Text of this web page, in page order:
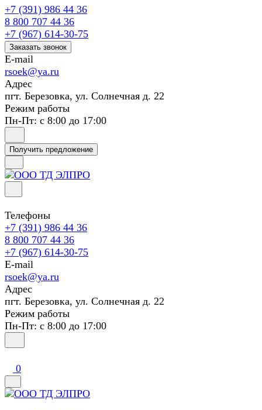
+7 (391) 986 44 36
8 800 707 44 36
+7 (967) 614-30-75
Заказать звонок
E-mail
rsoek@ya.ru
Адрес
пгт. Березовка, ул. Солнечная д. 22
Режим работы
Пн-Пт: с 8:00 до 17:00
Получить предложение
Телефоны
+7 (391) 986 44 36
8 800 707 44 36
+7 (967) 614-30-75
E-mail
rsoek@ya.ru
Адрес
пгт. Березовка, ул. Солнечная д. 22
Режим работы
Пн-Пт: с 8:00 до 17:00
0